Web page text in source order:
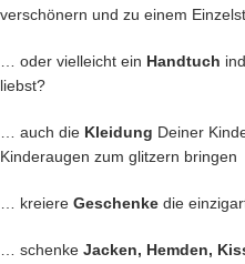
verschönern und zu einem
… oder vielleicht ein Handtuch
liebst?
… auch die Kleidung Deiner
Kinderaugen zum glitzern bringen
… kreiere Geschenke die
… schenke Jacken, Hemden,